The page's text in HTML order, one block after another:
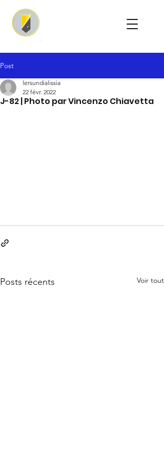
Post
J-82 | Photo par Vincenzo Chiavetta
lersundialissia
22 févr. 2022
Posts récents Voir tout